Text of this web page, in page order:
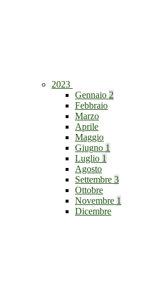
2023
Gennaio 2
Febbraio
Marzo
Aprile
Maggio
Giugno 1
Luglio 1
Agosto
Settembre 3
Ottobre
Novembre 1
Dicembre